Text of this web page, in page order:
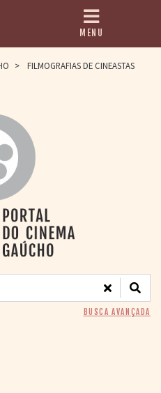
MENU
>
FILMOGRAFIAS DE CINEASTAS
BUSCA AVANÇADA